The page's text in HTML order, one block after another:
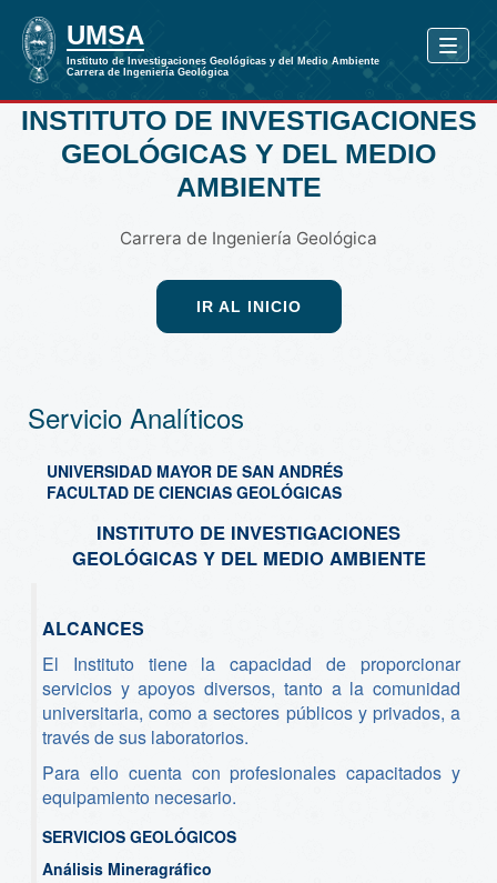
INSTITUTO DE INVESTIGACIONES
GEOLÓGICAS Y DEL MEDIO
AMBIENTE
Carrera de Ingeniería Geológica
IR AL INICIO
Servicio Analíticos
UNIVERSIDAD MAYOR DE SAN ANDRÉS
FACULTAD DE CIENCIAS GEOLÓGICAS
INSTITUTO DE INVESTIGACIONES
GEOLÓGICAS Y DEL MEDIO AMBIENTE
ALCANCES
El Instituto tiene la capacidad de proporcionar
servicios y apoyos diversos, tanto a la comunidad
universitaria, como a sectores públicos y privados, a
través de sus laboratorios.
Para ello cuenta con profesionales capacitados y
equipamiento necesario.
SERVICIOS GEOLÓGICOS
Análisis Mineragráfico